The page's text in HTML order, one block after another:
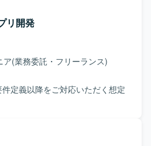
リ開発
ア(業務委託・フリーランス)
定義以降をご対応いただく想定